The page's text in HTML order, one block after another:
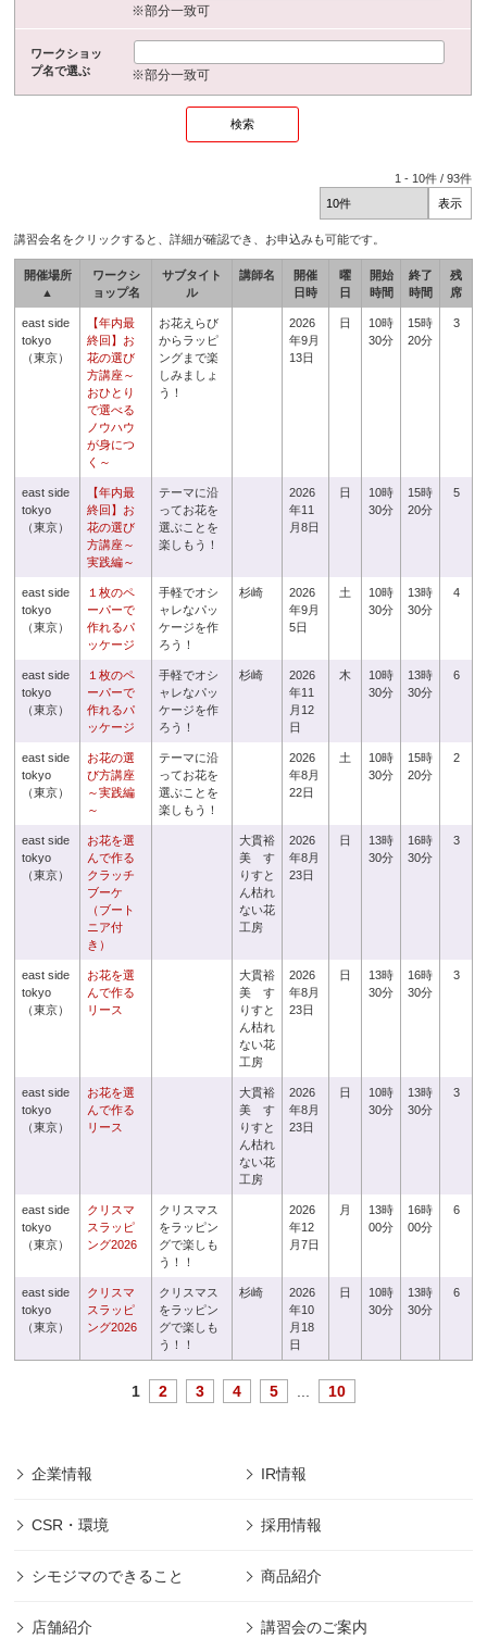
※部分一致可
ワークショッ
プ名で選ぶ
※部分一致可
1 - 10件 /93件
講習会名をクリックすると、詳細が確認でき、お申込みも可能です。
開催場所
▲
ワークシ
ョップ名
サブタイト
ル
講師名
開催
日時
曜
日
開始
時間
終了
時間
残
席
east side
tokyo
（東京）
【年内最
終回】お
花の選び
方講座～
おひとり
で選べる
ノウハウ
が身につ
く～
お花えらび
からラッピ
ングまで楽
しみましょ
う！
2026
年9月
13日
日
10時
30分
15時
20分
3
east side
tokyo
（東京）
【年内最
終回】お
花の選び
方講座～
実践編～
テーマに沿
ってお花を
選ぶことを
楽しもう！
2026
年11
月8日
日
10時
30分
15時
20分
5
east side
tokyo
（東京）
１枚のペ
ーパーで
作れるパ
ッケージ
手軽でオシ
ャレなパッ
ケージを作
ろう！
杉崎
2026
年9月
5日
土
10時
30分
13時
30分
4
east side
tokyo
（東京）
１枚のペ
ーパーで
作れるパ
ッケージ
手軽でオシ
ャレなパッ
ケージを作
ろう！
杉崎
2026
年11
月12
日
木
10時
30分
13時
30分
6
east side
tokyo
（東京）
お花の選
び方講座
～実践編
～
テーマに沿
ってお花を
選ぶことを
楽しもう！
2026
年8月
22日
土
10時
30分
15時
20分
2
east side
tokyo
（東京）
お花を選
んで作る
クラッチ
ブーケ
（ブート
ニア付
き）
大貫裕
美 す
りすと
ん枯れ
ない花
工房
2026
年8月
23日
日
13時
30分
16時
30分
3
east side
tokyo
（東京）
お花を選
んで作る
リース
大貫裕
美 す
りすと
ん枯れ
ない花
工房
2026
年8月
23日
日
13時
30分
16時
30分
3
east side
tokyo
（東京）
お花を選
んで作る
リース
大貫裕
美 す
りすと
ん枯れ
ない花
工房
2026
年8月
23日
日
10時
30分
13時
30分
3
east side
tokyo
（東京）
クリスマ
スラッピ
ング2026
クリスマス
をラッピン
グで楽しも
う！！
2026
年12
月7日
月
13時
00分
16時
00分
6
east side
tokyo
（東京）
クリスマ
スラッピ
ング2026
クリスマス
をラッピン
グで楽しも
う！！
杉崎
2026
年10
月18
日
日
10時
30分
13時
30分
6
1 2 3 4 5 10
企業情報 IR情報
CSR・環境 採用情報
シモジマのできること 商品紹介
店舗紹介 講習会のご案内